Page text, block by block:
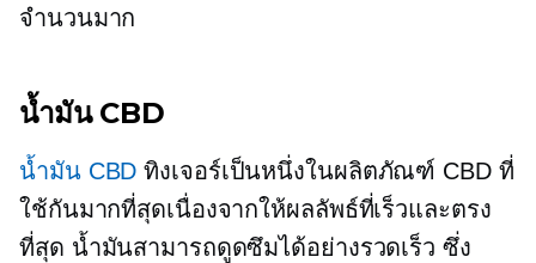
จำนวนมาก
น้ำมัน CBD
น้ำมัน CBD ทิงเจอร์เป็นหนึ่งในผลิตภัณฑ์ CBD ที่
ใช้กันมากที่สุดเนื่องจากให้ผลลัพธ์ที่เร็วและตรง
ที่สุด น้ำมันสามารถดูดซึมได้อย่างรวดเร็ว ซึ่ง